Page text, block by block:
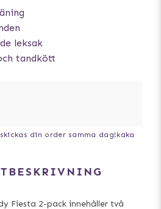
leksak
tandkött
din order samma dag!kaka
Fiesta 2-pack innehåller två